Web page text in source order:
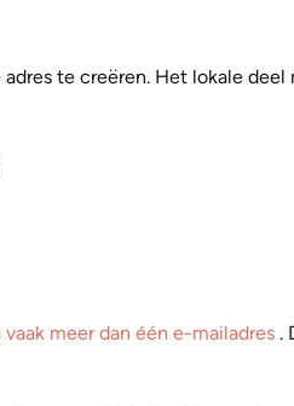
te creëren. Het lokale deel
vaak meer dan één e-mailadres .